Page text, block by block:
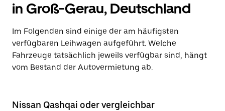
in Groß-Gerau, Deutschland
Im Folgenden sind einige der am häufigsten
verfügbaren Leihwagen aufgeführt. Welche
Fahrzeuge tatsächlich jeweils verfügbar sind, hängt
vom Bestand der Autovermietung ab.
Nissan Qashqai oder vergleichbar